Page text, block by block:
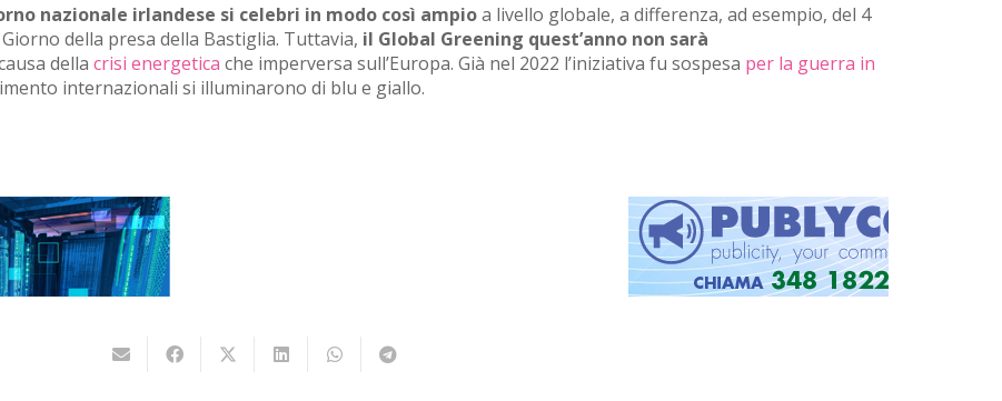
nazionale irlandese si celebri in modo così ampioa livello globale, a differenza, ad esempio, del 4
della presa della Bastiglia. Tuttavia, il Global Greening quest’anno non sarà
della crisi energetica che imperversa sull’Europa. Già nel 2022 l’iniziativa fu sospesa per la guerra in
internazionali si illuminarono di blu e giallo.